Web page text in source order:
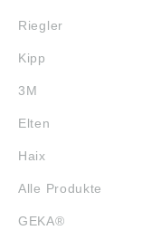
Riegler
Kipp
3M
Elten
Haix
Alle Produkte
GEKA®